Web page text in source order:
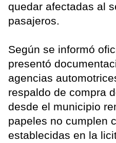
quedar afectadas al
pasajeros.
Según se informó
presentó
agencias
respaldo de compra
desde el municipio
papeles no cumplen
establecidas en la